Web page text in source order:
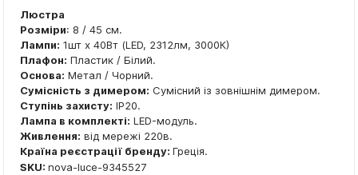
Люстра
Розміри: 8 / 45 см.
Лампи: 1шт x 40Вт (LED, 2312лм, 3000К)
Плафон: Пластик / Білий.
Основа: Метал / Чорний.
Сумісність з димером: Сумісний із зовнішнім димером.
Ступінь захисту: IP20.
Лампа в комплекті: LED-модуль.
Живлення: від мережі 220в.
Країна реєстрації бренду: Греція.
SKU: nova-luce-9345527